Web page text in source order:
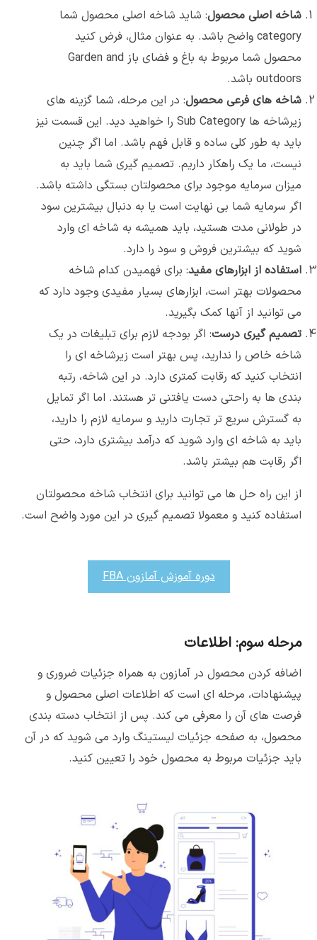
شاخه اصلی محصول: شاید شاخه اصلی محصول شما
category واضح باشد. به عنوان مثال، فرض کنید
محصول شما مربوط به باغ و فضای باز Garden and
outdoors باشد.
شاخه های فرعی محصول: در این مرحله، شما گزینه های
زیرشاخه ها Sub Category را خواهید دید. این قسمت نیز
باید به طور کلی ساده و قابل فهم باشد. اما اگر چنین
نیست، ما یک راهکار داریم. تصمیم گیری شما باید به
میزان سرمایه موجود برای محصولتان بستگی داشته باشد.
اگر سرمایه شما بی نهایت است یا به دنبال بیشترین سود
در طولانی مدت هستید، باید همیشه به شاخه ای وارد
شوید که بیشترین فروش و سود را دارد.
استفاده از ابزارهای مفید: برای فهمیدن کدام شاخه
محصولات بهتر است، ابزارهای بسیار مفیدی وجود دارد که
می توانید از آنها کمک بگیرید.
تصمیم گیری درست: اگر بودجه لازم برای تبلیغات در یک
شاخه خاص را ندارید، پس بهتر است زیرشاخه ای را
انتخاب کنید که رقابت کمتری دارد. در این شاخه، رتبه
بندی ها به راحتی دست یافتنی تر هستند. اما اگر تمایل
به گسترش سریع تر تجارت دارید و سرمایه لازم را دارید،
باید به شاخه ای وارد شوید که درآمد بیشتری دارد، حتی
اگر رقابت هم بیشتر باشد.
از این راه حل ها می توانید برای انتخاب شاخه محصولتان
استفاده کنید و معمولا تصمیم گیری در این مورد واضح است.
دوره آموزش آمازون FBA
مرحله سوم: اطلاعات
اضافه کردن محصول در آمازون به همراه جزئیات ضروری و
پیشنهادات، مرحله ای است که اطلاعات اصلی محصول و
فرصت های آن را معرفی می کند. پس از انتخاب دسته بندی
محصول، به صفحه جزئیات لیستینگ وارد می شوید که در آن
باید جزئیات مربوط به محصول خود را تعیین کنید.